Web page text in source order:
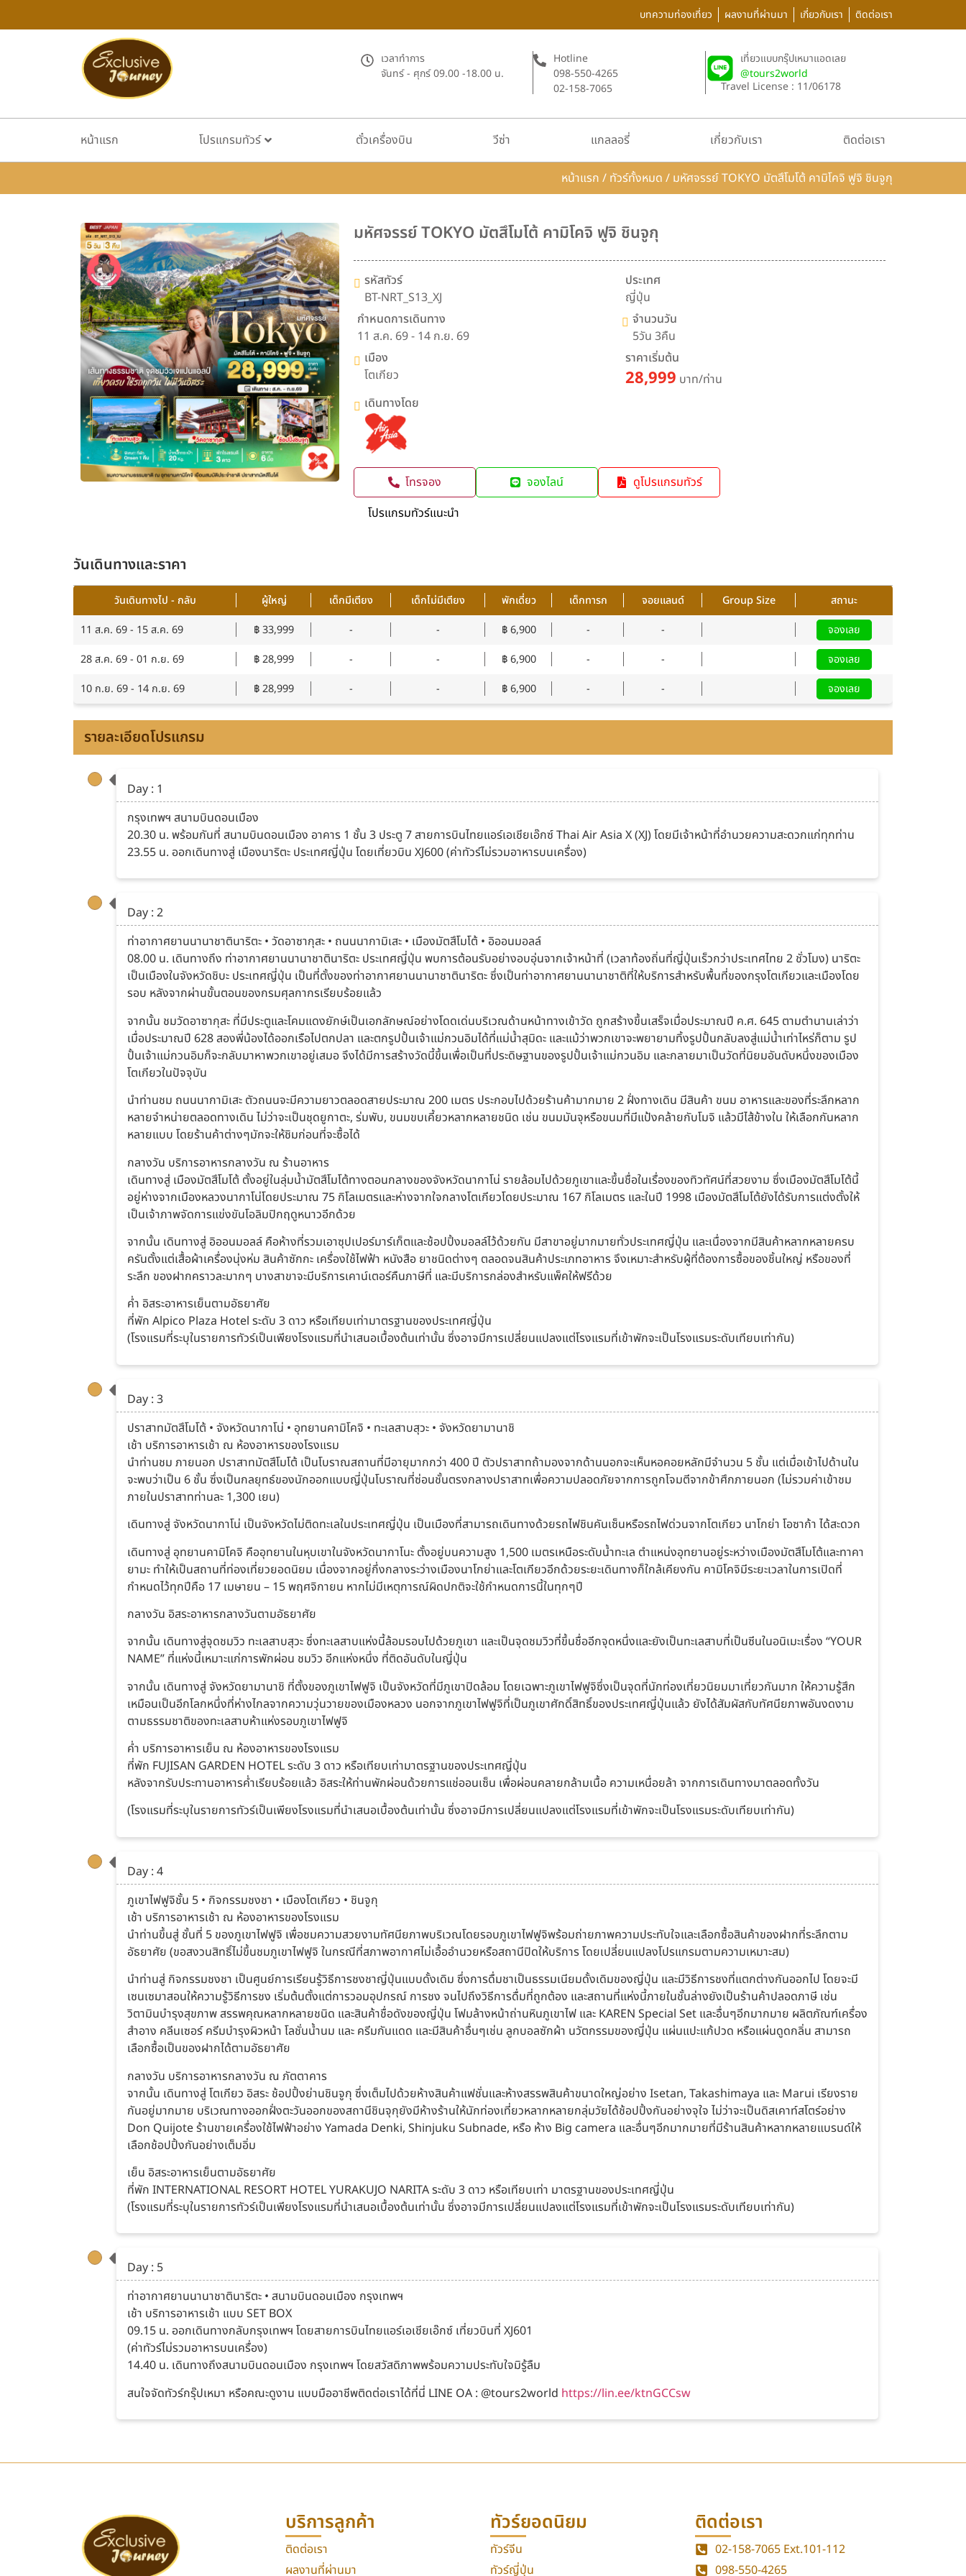
บทความท่องเที่ยว ผลงานที่ผ่านมา เกี่ยวกับเรา ติดต่อเรา
เวลาทำการ
จันทร์ - ศุกร์ 09.00 -18.00 น.
Hotline
098-550-4265
02-158-7065
เที่ยวแบบกรุ๊ปเหมาแอดเลย
@tours2world
Travel License : 11/06178
หน้าแรก โปรแกรมทัวร์ ตั๋วเครื่องบิน วีซ่า แกลลอรี่ เกี่ยวกับเรา ติดต่อเรา
หน้าแรก / ทัวร์ทั้งหมด / มหัศจรรย์ TOKYO มัตสึโมโต้ คามิโคจิ ฟูจิ ชินจูกุ
มหัศจรรย์ TOKYO มัตสึโมโต้ คามิโคจิ ฟูจิ ชินจูกุ
รหัสทัวร์
BT-NRT_S13_XJ
ประเทศ
ญี่ปุ่น
กำหนดการเดินทาง
11 ส.ค. 69 - 14 ก.ย. 69
จำนวนวัน
5วัน 3คืน
เมือง
โตเกียว
ราคาเริ่มต้น
28,999 บาท/ท่าน
เดินทางโดย
โทรจอง จองไลน์
ดูโปรแกรมทัวร์
โปรแกรมทัวร์แนะนำ
วันเดินทางและราคา
วันเดินทางไป - กลับ ผู้ใหญ่ เด็กมีเตียง เด็กไม่มีเตียง พักเดี่ยว เด็กทารก จอยแลนด์ Group Size
สถานะ
11 ส.ค. 69 - 15 ส.ค. 69
฿ 33,999 - - ฿ 6,900 - -
จองเลย
28 ส.ค. 69 - 01 ก.ย. 69
฿ 28,999 - - ฿ 6,900 - -
จองเลย
10 ก.ย. 69 - 14 ก.ย. 69
฿ 28,999 - - ฿ 6,900 - - จองเลย
รายละเอียดโปรแกรม
Day : 1
กรุงเทพฯ สนามบินดอนเมือง
20.30 น. พร้อมกันที่ สนามบินดอนเมือง อาคาร 1 ชั้น 3 ประตู 7 สายการบินไทยแอร์เอเชียเอ๊กซ์ Thai Air Asia X (XJ) โดยมีเจ้าหน้าที่อำนวยความสะดวกแก่ทุกท่าน
23.55 น. ออกเดินทางสู่ เมืองนาริตะ ประเทศญี่ปุ่น โดยเที่ยวบิน XJ600 (ค่าทัวร์ไม่รวมอาหารบนเครื่อง)
Day : 2
ท่าอากาศยานนานาชาตินาริตะ • วัดอาซากุสะ • ถนนนากามิเสะ • เมืองมัตสึโมโต้ • อิออนมอลล์
08.00 น. เดินทางถึง ท่าอากาศยานนานาชาตินาริตะ ประเทศญี่ปุ่น พบการต้อนรับอย่างอบอุ่นจากเจ้าหน้าที่ (เวลาท้องถิ่นที่ญี่ปุ่นเร็วกว่าประเทศไทย 2 ชั่วโมง) นาริตะ
เป็นเมืองในจังหวัดชิบะ ประเทศญี่ปุ่น เป็นที่ตั้งของท่าอากาศยานนานาชาตินาริตะ ซึ่งเป็นท่าอากาศยานนานาชาติที่ให้บริการสำหรับพื้นที่ของกรุงโตเกียวและเมืองโดย
รอบ หลังจากผ่านขั้นตอนของกรมศุลกากรเรียบร้อยแล้ว
จากนั้น ชมวัดอาซากุสะ ที่มีประตูและโคมแดงยักษ์เป็นเอกลักษณ์อย่างโดดเด่นบริเวณด้านหน้าทางเข้าวัด ถูกสร้างขึ้นเสร็จเมื่อประมาณปี ค.ศ. 645 ตามตำนานเล่าว่า
เมื่อประมาณปี 628 สองพี่น้องได้ออกเรือไปตกปลา และตกรูปปั้นเจ้าแม่กวนอิมได้ที่แม่น้ำสุมิดะ และแม้ว่าพวกเขาจะพยายามทิ้งรูปปั้นกลับลงสู่แม่น้ำเท่าไหร่ก็ตาม รูป
ปั้นเจ้าแม่กวนอิมก็จะกลับมาหาพวกเขาอยู่เสมอ จึงได้มีการสร้างวัดนี้ขึ้นเพื่อเป็นที่ประดิษฐานของรูปปั้นเจ้าแม่กวนอิม และกลายมาเป็นวัดที่นิยมอันดับหนึ่งของเมือง
โตเกียวในปัจจุบัน
นำท่านชม ถนนนากามิเสะ ตัวถนนจะมีความยาวตลอดสายประมาณ 200 เมตร ประกอบไปด้วยร้านค้ามากมาย 2 ฝั่งทางเดิน มีสินค้า ขนม อาหารและของที่ระลึกหลาก
หลายจำหน่ายตลอดทางเดิน ไม่ว่าจะเป็นชุดยูกาตะ, ร่มพับ, ขนมขบเคี้ยวหลากหลายชนิด เช่น ขนมมันจุหรือขนมที่มีแป้งคล้ายกับโมจิ แล้วมีไส้ข้างใน ให้เลือกกันหลาก
หลายแบบ โดยร้านค้าต่างๆมักจะให้ชิมก่อนที่จะซื้อได้
กลางวัน บริการอาหารกลางวัน ณ ร้านอาหาร
เดินทางสู่ เมืองมัตสึโมโต้ ตั้งอยู่ในลุ่มน้ำมัตสึโมโต้ทางตอนกลางของจังหวัดนากาโน่ รายล้อมไปด้วยภูเขาและขึ้นชื่อในเรื่องของทิวทัศน์ที่สวยงาม ซึ่งเมืองมัตสึโมโต้นี้
อยู่ห่างจากเมืองหลวงนากาโน่โดยประมาณ 75 กิโลเมตรและห่างจากใจกลางโตเกียวโดยประมาณ 167 กิโลเมตร และในปี 1998 เมืองมัตสึโมโต้ยังได้รับการแต่งตั้งให้
เป็นเจ้าภาพจัดการแข่งขันโอลิมปิกฤดูหนาวอีกด้วย
จากนั้น เดินทางสู่ อิออนมอลล์ คือห้างที่รวมเอาซุปเปอร์มาร์เก็ตและช้อปปิ้งมอลล์ไว้ด้วยกัน มีสาขาอยู่มากมายทั่วประเทศญี่ปุ่น และเนื่องจากมีสินค้าหลากหลายครบ
ครันตั้งแต่เสื้อผ้าเครื่องนุ่งห่ม สินค้าซักกะ เครื่องใช้ไฟฟ้า หนังสือ ยาชนิดต่างๆ ตลอดจนสินค้าประเภทอาหาร จึงเหมาะสำหรับผู้ที่ต้องการซื้อของชิ้นใหญ่ หรือของที่
ระลึก ของฝากคราวละมากๆ บางสาขาจะมีบริการเคาน์เตอร์คืนภาษีที่ และมีบริการกล่องสำหรับแพ็คให้ฟรีด้วย
ค่ำ อิสระอาหารเย็นตามอัธยาศัย
ที่พัก Alpico Plaza Hotel ระดับ 3 ดาว หรือเทียบเท่ามาตรฐานของประเทศญี่ปุ่น
(โรงแรมที่ระบุในรายการทัวร์เป็นเพียงโรงแรมที่นำเสนอเบื้องต้นเท่านั้น ซึ่งอาจมีการเปลี่ยนแปลงแต่โรงแรมที่เข้าพักจะเป็นโรงแรมระดับเทียบเท่ากัน)
Day : 3
ปราสาทมัตสึโมโต้ • จังหวัดนากาโน่ • อุทยานคามิโคจิ • ทะเลสาบสุวะ • จังหวัดยามานาชิ
เช้า บริการอาหารเช้า ณ ห้องอาหารของโรงแรม
นำท่านชม ภายนอก ปราสาทมัตสึโมโต้ เป็นโบราณสถานที่มีอายุมากกว่า 400 ปี ตัวปราสาทถ้ามองจากด้านนอกจะเห็นหอคอยหลักมีจำนวน 5 ชั้น แต่เมื่อเข้าไปด้านใน
จะพบว่าเป็น 6 ชั้น ซึ่งเป็นกลยุทธ์ของนักออกแบบญี่ปุ่นโบราณที่ซ่อนชั้นตรงกลางปราสาทเพื่อความปลอดภัยจากการถูกโจมตีจากข้าศึกภายนอก (ไม่รวมค่าเข้าชม
ภายในปราสาทท่านละ 1,300 เยน)
เดินทางสู่ จังหวัดนากาโน่ เป็นจังหวัดไม่ติดทะเลในประเทศญี่ปุ่น เป็นเมืองที่สามารถเดินทางด้วยรถไฟชินคันเซ็นหรือรถไฟด่วนจากโตเกียว นาโกย่า โอซาก้า ได้สะดวก
เดินทางสู่ อุทยานคามิโคจิ คืออุทยานในหุบเขาในจังหวัดนากาโนะ ตั้งอยู่บนความสูง 1,500 เมตรเหนือระดับน้ำทะเล ตำแหน่งอุทยานอยู่ระหว่างเมืองมัตสึโมโต้และทาคา
ยามะ ทำให้เป็นสถานที่ท่องเที่ยวยอดนิยม เนื่องจากอยู่กึ่งกลางระว่างเมืองนาโกย่าและโตเกียวอีกด้วยระยะเดินทางก็ใกล้เคียงกัน คามิโคจิมีระยะเวลาในการเปิดที่
กำหนดไว้ทุกปีคือ 17 เมษายน – 15 พฤศจิกายน หากไม่มีเหตุการณ์ผิดปกติจะใช้กำหนดการนี้ในทุกๆปี
กลางวัน อิสระอาหารกลางวันตามอัธยาศัย
จากนั้น เดินทางสู่จุดชมวิว ทะเลสาบสุวะ ซึ่งทะเลสาบแห่งนี้ล้อมรอบไปด้วยภูเขา และเป็นจุดชมวิวที่ขึ้นชื่ออีกจุดหนึ่งและยังเป็นทะเลสาบที่เป็นซีนในอนิเมะเรื่อง “YOUR
NAME” ที่แห่งนี้เหมาะแก่การพักผ่อน ชมวิว อีกแห่งหนึ่ง ที่ติดอันดับในญี่ปุ่น
จากนั้น เดินทางสู่ จังหวัดยามานาชิ ที่ตั้งของภูเขาไฟฟูจิ เป็นจังหวัดที่มีภูเขาปิดล้อม โดยเฉพาะภูเขาไฟฟูจิซึ่งเป็นจุดที่นักท่องเที่ยวนิยมมาเที่ยวกันมาก ให้ความรู้สึก
เหมือนเป็นอีกโลกหนึ่งที่ห่างไกลจากความวุ่นวายของเมืองหลวง นอกจากภูเขาไฟฟูจิที่เป็นภูเขาศักดิ์สิทธิ์ของประเทศญี่ปุ่นแล้ว ยังได้สัมผัสกับทัศนียภาพอันงดงาม
ตามธรรมชาติของทะเลสาบห้าแห่งรอบภูเขาไฟฟูจิ
ค่ำ บริการอาหารเย็น ณ ห้องอาหารของโรงแรม
ที่พัก FUJISAN GARDEN HOTEL ระดับ 3 ดาว หรือเทียบเท่ามาตรฐานของประเทศญี่ปุ่น
หลังจากรับประทานอาหารค่ำเรียบร้อยแล้ว อิสระให้ท่านพักผ่อนด้วยการแช่ออนเซ็น เพื่อผ่อนคลายกล้ามเนื้อ ความเหนื่อยล้า จากการเดินทางมาตลอดทั้งวัน
(โรงแรมที่ระบุในรายการทัวร์เป็นเพียงโรงแรมที่นำเสนอเบื้องต้นเท่านั้น ซึ่งอาจมีการเปลี่ยนแปลงแต่โรงแรมที่เข้าพักจะเป็นโรงแรมระดับเทียบเท่ากัน)
Day : 4
ภูเขาไฟฟูจิชั้น 5 • กิจกรรมชงชา • เมืองโตเกียว • ชินจูกุ
เช้า บริการอาหารเช้า ณ ห้องอาหารของโรงแรม
นำท่านขึ้นสู่ ชั้นที่ 5 ของภูเขาไฟฟูจิ เพื่อชมความสวยงามทัศนียภาพบริเวณโดยรอบภูเขาไฟฟูจิพร้อมถ่ายภาพความประทับใจและเลือกซื้อสินค้าของฝากที่ระลึกตาม
อัธยาศัย (ขอสงวนสิทธิ์ไม่ขึ้นชมภูเขาไฟฟูจิ ในกรณีที่สภาพอากาศไม่เอื้ออำนวยหรือสถานีปิดให้บริการ โดยเปลี่ยนแปลงโปรแกรมตามความเหมาะสม)
นำท่านสู่ กิจกรรมชงชา เป็นศูนย์การเรียนรู้วิธีการชงชาญี่ปุ่นแบบดั้งเดิม ซึ่งการดื่มชาเป็นธรรมเนียมดั้งเดิมของญี่ปุ่น และมีวิธีการชงที่แตกต่างกันออกไป โดยจะมี
เซนเซมาสอนให้ความรู้วิธีการชง เริ่มต้นตั้งแต่การวอมอุปกรณ์ การชง จนไปถึงวิธีการดื่มที่ถูกต้อง และสถานที่แห่งนี้ภายในชั้นล่างยังเป็นร้านค้าปลอดภาษี เช่น
วิตามินบำรุงสุขภาพ สรรพคุณหลากหลายชนิด และสินค้าชื่อดังของญี่ปุ่น โฟมล้างหน้าถ่านหินภูเขาไฟ และ KAREN Special Set และอื่นๆอีกมากมาย ผลิตภัณฑ์เครื่อง
สำอาง คลีนเซอร์ ครีมบำรุงผิวหน้า โลชั่นน้ำนม และ ครีมกันแดด และมีสินค้าอื่นๆเช่น ลูกบอลซักผ้า นวัตกรรมของญี่ปุ่น แผ่นแปะแก้ปวด หรือแผ่นดูดกลิ่น สามารถ
เลือกซื้อเป็นของฝากได้ตามอัธยาศัย
กลางวัน บริการอาหารกลางวัน ณ ภัตตาคาร
จากนั้น เดินทางสู่ โตเกียว อิสระ ช้อปปิ้งย่านชินจูกุ ซึ่งเต็มไปด้วยห้างสินค้าแฟชั่นและห้างสรรพสินค้าขนาดใหญ่อย่าง Isetan, Takashimaya และ Marui เรียงราย
กันอยู่มากมาย บริเวณทางออกฝั่งตะวันออกของสถานีชินจุกุยังมีห้างร้านให้นักท่องเที่ยวหลากหลายกลุ่มวัยได้ช้อปปิ้งกันอย่างจุใจ ไม่ว่าจะเป็นดิสเคาท์สโตร์อย่าง
Don Quijote ร้านขายเครื่องใช้ไฟฟ้าอย่าง Yamada Denki, Shinjuku Subnade, หรือ ห้าง Big camera และอื่นๆอีกมากมายที่มีร้านสินค้าหลากหลายแบรนด์ให้
เลือกช้อปปิ้งกันอย่างเต็มอิ่ม
เย็น อิสระอาหารเย็นตามอัธยาศัย
ที่พัก INTERNATIONAL RESORT HOTEL YURAKUJO NARITA ระดับ 3 ดาว หรือเทียบเท่า มาตรฐานของประเทศญี่ปุ่น
(โรงแรมที่ระบุในรายการทัวร์เป็นเพียงโรงแรมที่นำเสนอเบื้องต้นเท่านั้น ซึ่งอาจมีการเปลี่ยนแปลงแต่โรงแรมที่เข้าพักจะเป็นโรงแรมระดับเทียบเท่ากัน)
Day : 5
ท่าอากาศยานนานาชาตินาริตะ • สนามบินดอนเมือง กรุงเทพฯ
เช้า บริการอาหารเช้า แบบ SET BOX
09.15 น. ออกเดินทางกลับกรุงเทพฯ โดยสายการบินไทยแอร์เอเชียเอ๊กซ์ เที่ยวบินที่ XJ601
(ค่าทัวร์ไม่รวมอาหารบนเครื่อง)
14.40 น. เดินทางถึงสนามบินดอนเมือง กรุงเทพฯ โดยสวัสดิภาพพร้อมความประทับใจมิรู้ลืม
สนใจจัดทัวร์กรุ๊ปเหมา หรือคณะดูงาน แบบมืออาชีพติดต่อเราได้ที่นี่ LINE OA : @tours2world https://lin.ee/ktnGCCsw
บริการลูกค้า
ติดต่อเรา
ผลงานที่ผ่านมา
ทัวร์ยอดนิยม
ทัวร์จีน
ทัวร์ญี่ปุ่น
ติดต่อเรา
02-158-7065Ext.101-112
098-550-4265